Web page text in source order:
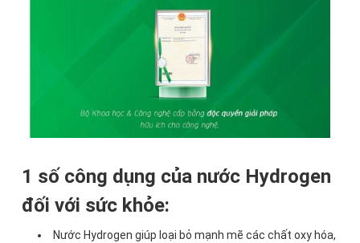
1 số công dụng của nước Hydrogen
đối với sức khỏe:
Nước Hydrogen giúp loại bỏ mạnh mẽ các chất oxy hóa,